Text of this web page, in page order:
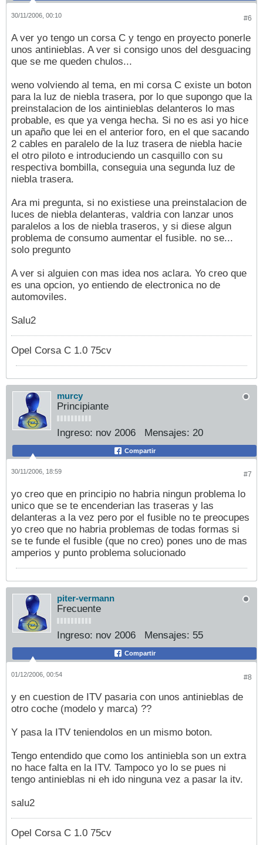
#6
30/11/2006, 00:10
A ver yo tengo un corsa C y tengo en proyecto ponerle
unos antinieblas. A ver si consigo unos del desguacing
que se me queden chulos...
weno volviendo al tema, en mi corsa C existe un boton
para la luz de niebla trasera, por lo que supongo que la
preinstalacion de los aintinieblas delanteros lo mas
probable, es que ya venga hecha. Si no es asi yo hice
un apaño que lei en el anterior foro, en el que sacando
2 cables en paralelo de la luz trasera de niebla hacie
el otro piloto e introduciendo un casquillo con su
respectiva bombilla, conseguia una segunda luz de
niebla trasera.
Ara mi pregunta, si no existiese una preinstalacion de
luces de niebla delanteras, valdria con lanzar unos
paralelos a los de niebla traseros, y si diese algun
problema de consumo aumentar el fusible. no se...
solo pregunto
A ver si alguien con mas idea nos aclara. Yo creo que
es una opcion, yo entiendo de electronica no de
automoviles.
Salu2
Opel Corsa C 1.0 75cv
murcy
Principiante
Ingreso: nov 2006 Mensajes: 20
Compartir
#7
30/11/2006, 18:59
yo creo que en principio no habria ningun problema lo
unico que se te encenderian las traseras y las
delanteras a la vez pero por el fusible no te preocupes
yo creo que no habria problemas de todas formas si
se te funde el fusible (que no creo) pones uno de mas
amperios y punto problema solucionado
piter-vermann
Frecuente
Ingreso: nov 2006 Mensajes: 55
Compartir
#8
01/12/2006, 00:54
y en cuestion de ITV pasaria con unos antinieblas de
otro coche (modelo y marca) ??
Y pasa la ITV teniendolos en un mismo boton.
Tengo entendido que como los antiniebla son un extra
no hace falta en la ITV. Tampoco yo lo se pues ni
tengo antinieblas ni eh ido ninguna vez a pasar la itv.
salu2
Opel Corsa C 1.0 75cv